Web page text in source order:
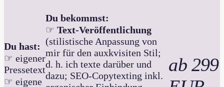
Du hast:
☞ eigener
Pressetext
☞ eigene
Du bekommst:
☞ Text-Veröffentlichung
(stilistische Anpassung von
mir für den auxkvisiten Stil;
d. h. ich texte darüber und
dazu; SEO-Copytexting inkl.
ab 299